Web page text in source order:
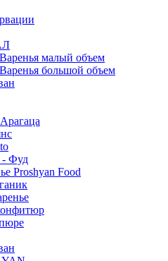
Варенья малый объем
Варенья большой объем
- Фуд
Proshyan Food